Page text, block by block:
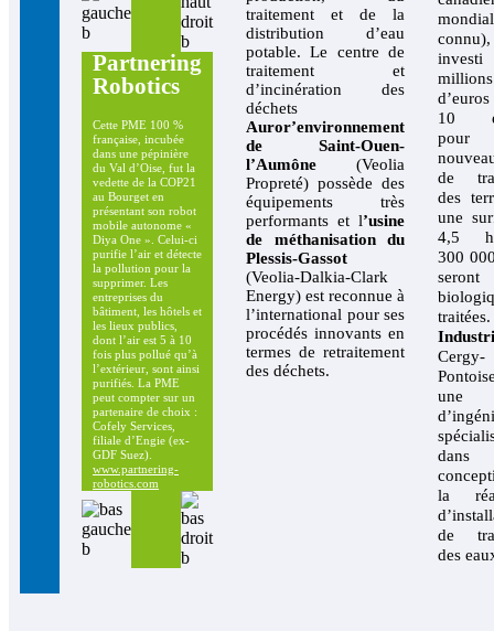
Partnering
Robotics
Cette PME 100 %
française, incubée
dans une pépinière
du Val d’Oise, fut la
vedette de la COP21
au Bourget en
présentant son robot
mobile autonome «
Diya One ». Celui-ci
purifie l’air et détecte
la pollution pour la
supprimer. Les
entreprises du
bâtiment, les hôtels et
les lieux publics,
dont l’air est 5 à 10
fois plus pollué qu’à
l’extérieur, sont ainsi
purifiés. La PME
peut compter sur un
partenaire de choix :
Cofely Services,
filiale d’Engie (ex-
GDF Suez).
www.partnering-
robotics.com
traitement et de la
distribution d’eau
potable. Le centre de
traitement et
d’incinération des
déchets
Auror’environnement
de Saint-Ouen-
l’Aumône (Veolia
Propreté) possède des
équipements très
performants et l’usine
de méthanisation du
Plessis-Gassot
(Veolia-Dalkia-Clark
Energy) est reconnue à
l’international pour ses
procédés innovants en
termes de retraitement
des déchets.
millions
10
de
des
une
4,5
300
seront
Cergy-
une
la
de
des